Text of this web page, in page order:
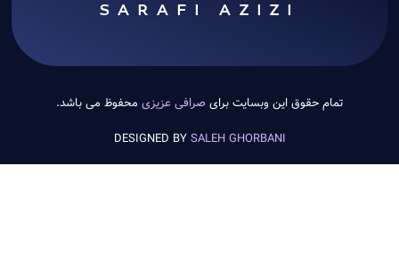
SARAFI AZIZI
تمام حقوق این وبسایت برای صرافی عزیزی محفوظ می باشد.
DESIGNED BYSALEH GHORBANI